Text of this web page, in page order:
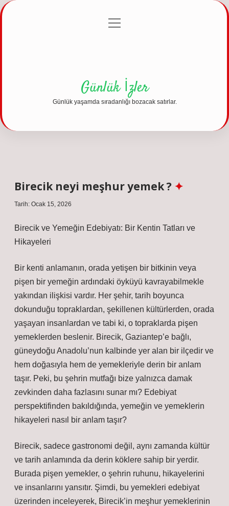
Gizlilik Politikası
menüyü
Günlük İzler
Günlük yaşamda sıradanlığı bozacak satırlar.
Birecik neyi meşhur yemek ?
Tarih: Ocak 15, 2026
Birecik ve Yemeğin Edebiyatı: Bir Kentin Tatları ve
Hikayeleri
Bir kenti anlamanın, orada yetişen bir bitkinin veya
pişen bir yemeğin ardındaki öyküyü kavrayabilmekle
yakından ilişkisi vardır. Her şehir, tarih boyunca
dokunduğu topraklardan, şekillenen kültürlerden, orada
yaşayan insanlardan ve tabi ki, o topraklarda pişen
yemeklerden beslenir. Birecik, Gaziantep’e bağlı,
güneydoğu Anadolu’nun kalbinde yer alan bir ilçedir ve
hem doğasıyla hem de yemekleriyle derin bir anlam
taşır. Peki, bu şehrin mutfağı bize yalnızca damak
zevkinden daha fazlasını sunar mı? Edebiyat
perspektifinden bakıldığında, yemeğin ve yemeklerin
hikayeleri nasıl bir anlam taşır?
Birecik, sadece gastronomi değil, aynı zamanda kültür
ve tarih anlamında da derin köklere sahip bir yerdir.
Burada pişen yemekler, o şehrin ruhunu, hikayelerini
ve insanlarını yansıtır. Şimdi, bu yemekleri edebiyat
üzerinden inceleyerek, Birecik’in meşhur yemeklerinin